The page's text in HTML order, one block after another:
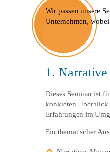
Wir passen unsere
Unternehmen,
1.
Dieses Seminar ist
konkreten Überblick
Erfahrungen im
Ein thematischer